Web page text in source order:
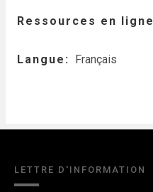
Ressources en ligne
Langue Français
LETTRE D'INFORMATION